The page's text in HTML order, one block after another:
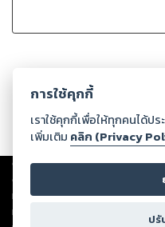
Copyright ©2026Storylog Co.,
ต่อผลงานหรือเนื้อหาใดที่อัปโหลดผ่า
ทรัพย์สินทางปัญญาของบุคคลอื่นหรื
ทุกท่านโปรดใช้วิจารณญาณในการก
การใช้คุกกี้
เราใช้คุกกี้เพื่อให้ทุกคนได้ป
เพิ่มเติม คลิก (Privacy
ปรั